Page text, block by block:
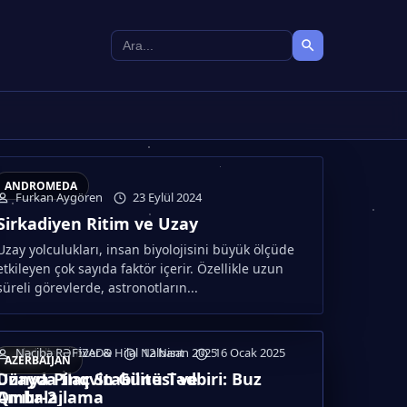
Zülal Özarslan 16 Ağustos 2024
ANDROMEDA
Furkan Aygören 23 Eylül 2024
Ritim ve Uzay
yolculukları, insan biyolojisini büyük ölçüde
çok sayıda faktör içerir. Özellikle uzun
görevlerde, astronotların...
SPHAR
Abdullah Ünver & Hilal Nalbant 16 Ocak 2025
İlaç Stabilitesi ve
AZERBAIJAN
Nəcibə RƏFİZADƏ 12 Nisan 2025
Pinqvin Günü Tədbiri: Buz
2